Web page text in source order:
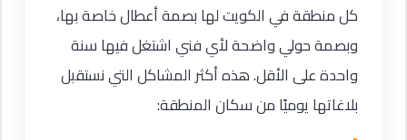
كل منطقة في الكويت لها بصمة أعطال خاصة بها،
وبصمة حولي واضحة لأي فني اشتغل فيها سنة
واحدة على الأقل. هذه أكثر المشاكل التي نستقبل
بلاغاتها يوميًا من سكان المنطقة: